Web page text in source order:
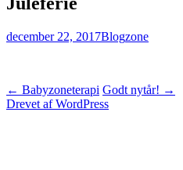
december 22, 2017Blogzone
Indlægsnavigation
← Babyzoneterapi Godt nytår! →
Drevet af WordPress